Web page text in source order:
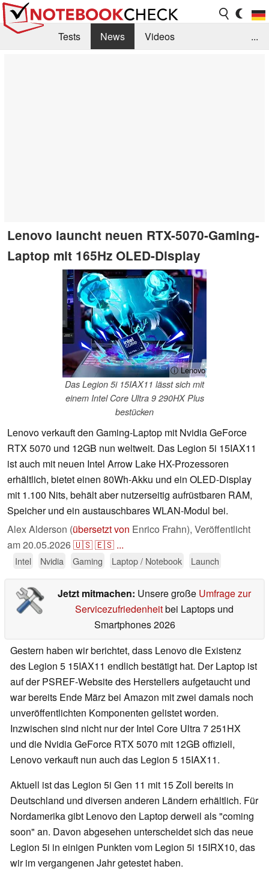
Tests News
Videos
...
Lenovo launcht neuen RTX-5070-Gaming-
Laptop mit 165Hz OLED-Display
ⓘ Lenovo
Das Legion 5i 15IAX11 lässt sich mit
einem Intel Core Ultra 9 290HX Plus
bestücken
Lenovo verkauft den Gaming-Laptop mit Nvidia GeForce
RTX 5070 und 12GB nun weltweit. Das Legion 5i 15IAX11
ist auch mit neuen Intel Arrow Lake HX-Prozessoren
erhältlich, bietet einen 80Wh-Akku und ein OLED-Display
mit 1.100 Nits, behält aber nutzerseitig aufrüstbaren RAM,
Speicher und ein austauschbares WLAN-Modul bei.
Alex Alderson (übersetzt von Enrico Frahn), Veröffentlicht
am20.05.2026🇺🇸🇪🇸 ...
Intel Nvidia Gaming Laptop / Notebook Launch
Jetzt mitmachen: Unsere große Umfrage zur
Servicezufriedenheitbei Laptops und
Smartphones 2026
Gestern haben wir berichtet, dass Lenovo die Existenz
des Legion 5 15IAX11 endlich bestätigt hat. Der Laptop ist
auf der PSREF-Website des Herstellers aufgetaucht und
war bereits Ende März bei Amazon mit zwei damals noch
unveröffentlichten Komponenten gelistet worden.
Inzwischen sind nicht nur der Intel Core Ultra 7 251HX
und die Nvidia GeForce RTX 5070 mit 12GB offiziell,
Lenovo verkauft nun auch das Legion 5 15IAX11.
Aktuell ist das Legion 5i Gen 11 mit 15 Zoll bereits in
Deutschland und diversen anderen Ländern erhältlich. Für
Nordamerika gibt Lenovo den Laptop derweil als "coming
soon" an. Davon abgesehen unterscheidet sich das neue
Legion 5i in einigen Punkten vom Legion 5i 15IRX10, das
wir im vergangenen Jahr getestet haben.